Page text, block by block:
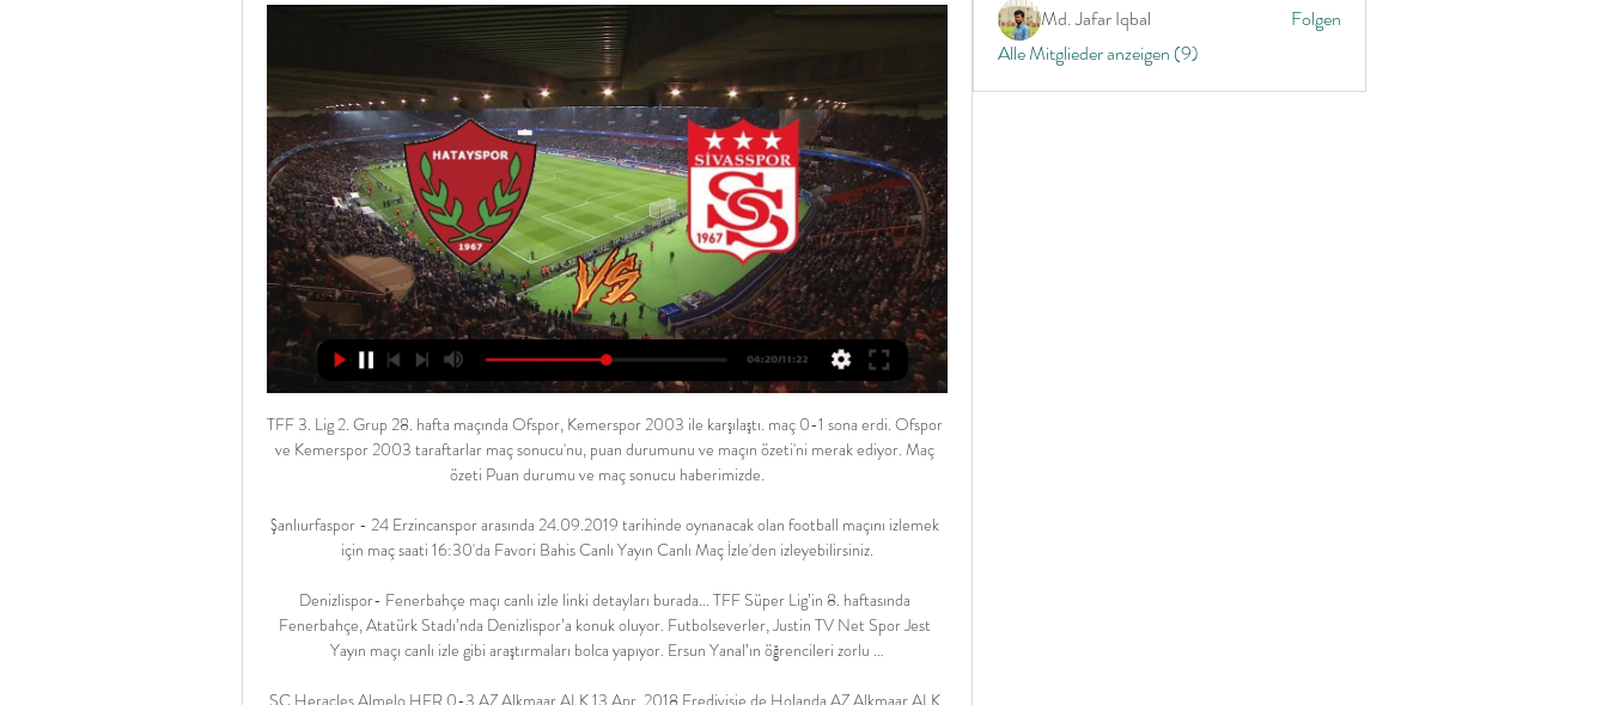
TFF 3. Lig 2. Grup 28. hafta maçında Ofspor, Kemerspor 2003 ile karşılaştı. maç 0-1 sona erdi. Ofspor ve Kemerspor 2003 taraftarlar maç sonucu'nu, puan durumunu ve maçın özeti'ni merak ediyor. Maç özeti Puan durumu ve maç sonucu haberimizde.

Şanlıurfaspor - 24 Erzincanspor arasında 24.09.2019 tarihinde oynanacak olan football maçını izlemek için maç saati 16:30'da Favori Bahis Canlı Yayın Canlı Maç İzle'den izleyebilirsiniz.

Denizlispor- Fenerbahçe maçı canlı izle linki detayları burada... TFF Süper Lig’in 8. haftasında Fenerbahçe, Atatürk Stadı’nda Denizlispor’a konuk oluyor. Futbolseverler, Justin TV Net Spor Jest Yayın maçı canlı izle gibi araştırmaları bolca yapıyor. Ersun Yanal’ın öğrencileri zorlu …

SC Heracles Almelo HER 0-3 AZ Alkmaar ALK 13 Apr, 2018 Eredivisie de Holanda AZ Alkmaar ALK 5-0 SC Heracles Almelo HER 9 Dec, 2017 Eredivisie de Holanda SC Heracles Almelo HER 1-2 AZ Alkmaar ALK 14 Apr, 2017 Eredivisie de Holanda

Adana Demirspor Balıkesirspor Baltok maçı karşılaşması saat 16:30 12-05-2019 tarihinde başlayacak. Adana Demirspor Balıkesirspor Baltok Maçını canlı izlemek için webspormacizle724.com adresimizi takip edin. Adana Demirspor Balıkesirspor Baltok karşılaşmasın geniş özeti, istatistikleri, ve Adana Demirspor Balıkesirspor.

Eskişehirspor Ankaragücü maçı canlı izle golleri ve özeti 27 Kasım 2011.Eskişehirspor Ankaragücü Maçı Canlı İzle Seyret 30.10.2010 | 30 Ekim Maçın Golleri Geniş Özeti.Spor Toto Süper Lig 12 Eskişehirspor hafta, Ankaragücü'nü kendi alanında barındırma ve izleyicilerinönünde.eskişehirspor ankaragücü maçı canlı.

CANLI MAÇ İZLE: Sivasspor - Hatayspor maçı canlı yayın 30 Eyl 2023 — Süper Lig'de Sivasspor ile Hatayspor karşılaşıyor. Tarih ve saat bilgisi ile Sivasspor - Hatayspor maçının canlı izle linki haberimizde.

Türkiye, Belçika'yı konuk ediyor. U21 Milli Futbol Takımımız grupta 5. maçında lider Belçika'yı devirmek istiyor. Millilerimiz grupta iddiasını sürdürmek isterken, Belçika ise kazanarak liderliğini pekiştirmek istiyor. U21 Milli Takımımızın maçını izlemek isteyen futbolseverler, Türkiye …

MAÇ ÖZETİ: Kayserispor Fenerbahçe maç özeti izle! Süper Lig'in 10'uncu haftasında İstikbal Mobilya Kayserispor ile Fenerbahçe arasında oynanan mücadeleyi ev sahibi ekip 1-0 kazandı. Ev sahibi İM Kayserispor bu sonuçla ligdeki ilk galibiyetini aldı.

Halide Edip Adıvar SK.. Cumartesi günü Tepecik Şenol Güneş Stadında oynanan Büyükçekmece Tepecikspor – Elazığ Belediyespor maçında Tepecikspor taraftar Gurubunun tribünlerde açtığı dev Türk Bayrağı ile güzel bir görüntüyü beraberinde getirdi.

Kolombiya Japonya Canlı Yayın haberleri ve en son güncel kolombiya japonya canlı yayın gelişmeleri cnnturk.com'da. Kolombiya Japonya Canlı Yayın ile ilgili bugünkü son dk haberler ile geçmişten bugüne fotoğraf, video ve tüm haber arşivi için tıklayın

sivasspor hatayspor maçı maçı canlı izle bein sports 1 ... canlı izle Bein Sports 1, Hatay Sivas maçı canlı yayın takip linkini bulmaya çalışıyor. Hatayspor – D. Süper Lig'in haftasında Sivasspor ve Hatayspor 3 puan ...

Canlı Bahis ile ilgili tüm haberleri, son dakika Canlı Bahis haber ve gelişmelerini bu sayfamızdan takip edebilirsiniz. Bugün Canlı Bahis haberlerinde son durum nedir?

Hatayspor - Sivasspor maçı ne zaman, saat kaçta ve hangi 4 saat önce — Hatayspor - Sivasspor maçını canlı takip etmek için tıklayın... CANLI YAYIN. Fenerbahçe'den scout transferi! Kariyerinde hiç maç kaçırmadı ...

10/11/2018 Galatasaray (Bayanlar) - Beşiktaş (Bayanlar) maçını canlı izleyebilirsiniz. Maç saatinde ücretsiz olarak başlayacak maç yayınını HD kalitede canlı izleyebilirsiniz. Galatasaray (Bayanlar) - Beşiktaş (Bayanlar) maç yayını dışında izlemek istediğiniz başka bir karşılaşma var ise sohbet kısmında online olan yöneticilerden yardım alabilir veya ana.

M.Başakşehir - Bursaspor , Spor Toto Süper Lig maçı 24 02 2019 günü Bein Sports 2, kanalından yayınlanacak. Maçın başlama saati 19:00.Karşılaşmayı izleyebileceğiniz platform ve kanal bilgilerini aşağıdaki tabloda görebilirsiniz.

Fethiyespor-Turgutluspor, TFF 3. Lig 13 Ekim 2019 Pazar, 19:00 Maç Merkezi Reklamı kapat Reklamı aç. TFF 3.. Fethiyespor 0 - 0 MS Turgutluspor Fethiyespor 45' 90' …

Hatayspor Sivasspor canlı maç izle Jojobet TV Bein Sports iz 10 saat önce — Hatayspor Sivasspor canlı maç izle Jojobet TV Bein Sports izle Mat bet tv izle EMS Yapı Sivasspor 17 Şubat 2024 Spor FENERBAHÇE TV.

Fikstür sayfasında Kristiansund takımının güncel ve geçmiş sezonlarına ait maç fikstürüne ulaşabilirsiniz. Yapacağınız turnuva seçimine göre, Kristiansund takımının bu turnuvalarda aldığı sonuçlar önünüze gelecektir. Tercih etmeniz halinde ev sahibi ve deplasman

Bursaspor Kayserispor canlı izleme linki karşılaşmanın detayları haberimizde. Ligde 22 puanla 10. sırada yer alan Bursaspor, 20 puanla 13. sırada kendisine yer bulan İstikbal Mobilya Kayserispor'a konuk olacak. Hakem Yaşar Kemal Uğurlu'nun yönetici karşılaşmada her iki takımın da mutlak hedefi 3 puan. Süper Lig 19. hafta heyecanı İstikbal Mobilya Kayserispor Bursaspor.

GOLLER : dk 15 Güray dk 73 Kana Bıyık, dk 87 Mendes (Kayserispor), dk 38 Ekong (Bursaspor) KAYSERİSPOR kendi saha ve seyircisi önünde Burasspor'u eli boş gönderek puanını 14'e çıkarıp, ligin üst sıralarına doğru tırmanışını sürdürdü: 3-1 6 dakikada Kayserisporlu Mendes'in.

17 Şubat 2024 Hatayspor vs Sivasspor maçı Hangi 12 saat önce — Hatayspor ile Sivasspor, Trendyol Süper Lig maçında karşı karşıya geliyor. Maçı canlı izlemek isteyen sporseverler, müsabakanın yayın saati ...

Evkur Yeni Malatyaspor 2-0 Akhisarspor | MAÇ ÖZETİ - Maç sonucu. Evkur Yeni Malatyaspor 2-0 Akhisarspor | MAÇ ÖZETİ - Maç sonucu. Süper Toto Süper Lig Puan Durumu; Asya Bahis; Klas Bahis; Pin Bahis; Instagram; Twitter; Youtube; Pinterest;

U21 Türkiye - U21 Ukrayna : 1-1 Hazırlık maçında U21 Türkiye, U21 Ukrayna ile karşılaştı. Müsabaka karşılıklı atılan gollerle 1-1 sona erdi.

09/04/2017 Pendikspor - Kahramanmaraşspor maçını canlı izleyebilirsiniz. Maç saatinde ücretsiz olarak başlayacak maç yayınını HD kalitede canlı izleyebilirsiniz. Pendikspor - Kahramanmaraşspor maç yayını dışında izlemek istediğiniz başka bir karşılaşma var ise sohbet kısmında online olan yöneticilerden yardım alabilir veya ana sayfamızdan canlı maç izle.

Musan Salama FF Jaro резултати уживо (и онлајн видео пренос утакмице уживо - live stream) почиње 31.8.2019. у 14:00 GMT на Porin Stadion, Pori, Finland у Ykkönen, Finland.

Sivasspor – Hatayspor Canlı maç izle 3 Mar 2021 — Sivasspor ile Hatayspor, Türkiye Süper Lig 28.hafta maçında karşı karşıya geliyor. Saat 16:00'da başlayan müsabaka Bein Sports 2 kanalından ...

Beşiktaş'ın yeni başkanı Ahmet Nur Çebi Kulüpler Birliği’nden skandal paylaşım! Real Madrid’in Galatasaray maçı kadrosu açıklandı Fenerbahçe-Denizlispor: 1-2 (Maçın özeti) Liverpool, ilk kez puan kaybetti Samet Aybaba'dan yabancı oyuncu tepkisi Zidane’ın umudu Galatasaray maçı Alanyaspor, liderliği 5 golle aldı!

Sivasspor - Hatayspor maçının canlı yayın bilgisi ve maç linki 30 Eyl 2023 — Süper Lig'de Sivasspor ile Hatayspor karşılaşıyor. Tarih ve saat bilgisi ile Sivasspor - Hatayspor maçının canlı izle linki haberimizde.

Zula Hack Team Canlı Yayını.. नेपाल New Zealand سلطنة عمان Panamá Philippines Pakistan Polska Puerto Rico Portugal دولة قطر România Србија Российская.

Sivasspor - Hatayspor maçı CANLI İZLE (30.09.2023) 3 Mar 2021 — Sporseverler, Sivasspor ile Hatayspor arasında oynanacak karşılaşmayı yayınlayacak TV kanallarını ve şifresiz yayın sitelerini araştırıyor.

CANLI İZLE Hatayspor Sivasspor 16 Nis 2022 — Türkiye Süper Lig 33. haftasında Hatayspor ile Sivasspor karşı karşıya geliyor. Peki maç saat kaçta hangi kanalda?

“Galatasaray – Gaziantep maçı ne zaman, saat kaçta, hangi kanalda?” sorularının cevapları haberimizde. Türkiye ve Avrupa basketbolundan en son haberler, canlı maç videoları, maç yazıları, özel haberler için bizi Twitter hesabımızdan takip edin, güncel kalın. Takip etmek için tıklayınız: […]

Uydu haberleşme, yayıncılık sistemleri, canlı yayın aracı, özel tasarım elektromekanik, mekatronik sistemler konusunda, proje satış amacıyla, müşteri gereksinimleri yada yayınlanmış teknik gereksinim dökümanlarına uygun olarak, projeyi oluşturmak, teknik konfigürasyonu yapmak, fiyatlandırmak, satışı gerçekleştirmek, siparişlerin satın alma bölümüne.

TFF 1. Lig ekiplerinden Bursaspor, yeni sezon hazırlıkları kapsamında yaptığı hazırlık maçında Altay’ı 2-1 yendi. Afyonkarahisar Zafer Stadı’nda oynanan karşılaşmaya Bursaspor, Muhammed Şengezer, İsmail Çokçalış, Sedat Dursun, Rüştü Hanlı, Jani Atanasov, Latovlevici, Emirhan Aydoğan, Burak Kapacak, Onur Atasayar, Kubilay Kanatsızkuş ve Umut Meraş 11’i ile.

Hatayspor Sivasspor maçı ne zaman, saat kaçta ve hangi 4 saat önce — Mersin'de oynanacak karşılaşma beIN Sports ekranlarından canlı olarak yayınlanacak. HATAYSPOR SON DURUM Yayın Grubu · Kullanım Koşulları ...

Hatayspor Gazişehir Canlı Izle Bet Hatayspor ile Yeni Sivasspor Sivasspor Hatayspor maçı ne zaman, Trabzonspor Sivasspor maçı canlı yayın izle! Trabzonspor Topic: Galatasaray Sivasspor Türkiye Süper Lig ...

Sancaktepe Belediyesi 15 Temmuz Stadında oynanan mücadelede hakem Gürel Uzuner düdük çaldı. Karşılaşmada üstün oynayan Sancaktepe Belediyespor'un gollerini 22.dakikada Yener Demirci, 42.dakikada Umut Koçin ve 67.dakikada İlker Avşar atarken, Bodrumspor'un tek golünü 36.dakikada penaltıdan Şaban Genişyürek kaydetti.

TFF 2. Lig Beyaz Grup'ta mücadele eden Bodrum Belediyesi Bodrumspor, Kastamonuspor 1966 maçına hazırlanıyor... Ligde 5 haftada 3 galibiyet, 2mağlubiyetle 9 puanla 6.sırada bulunan B.B.Bodrumspor, ligde 6. hafta mücadelesinde 12 puanla 2. sırada bulunan Kastamonuspoe 1966'yı konuk edecek.

İstatistik sayfasında Stade Rennes U19 takımının sezon bazlı olarak genel, savunma, paslaşma, hücum ve disiplin verilerini görebilirsiniz. Genel sekmesinde seçeceğiniz sezona ve turnuvaya göre maç, galibiyet, beraberlik ve yenilgi sayılarını, galibiyet yüzdesini ve puan cetvelindeki

2019/20 Se
Md. Jafar Iqbal
Folgen
Alle Mitglieder anzeigen (9)